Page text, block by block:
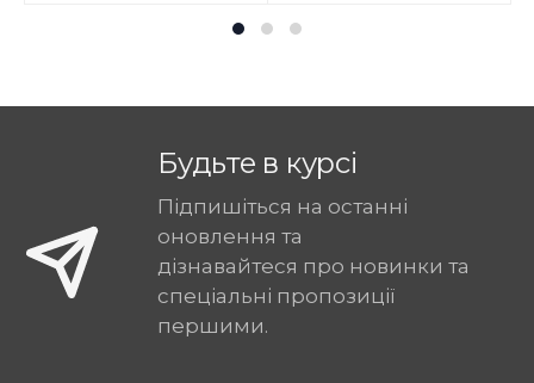
Будьте в курсі
Підпишіться на останні
оновлення та
дізнавайтеся про новинки та
спеціальні пропозиції
першими.